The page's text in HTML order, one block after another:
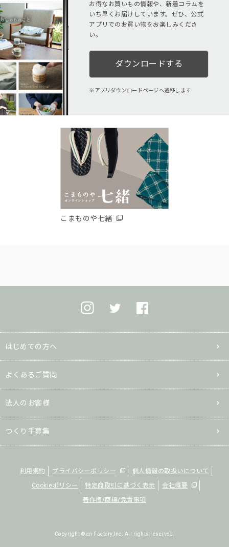
お得なお買いもの情報や、新着コラムを
いち早くお届けしています。ぜひ、公式
アプリでのお買い物をお楽しみくださ
い。
ダウンロードする
アプリダウンロードページへ遷移します
こまものや七緒
はじめての方へ
よくあるご質問
法人のお客様
つくり手募集
利用規約 プライバシーポリシー
個人情報の取扱いについて
Cookieポリシー
特定商取引に基づく表示
会社概要
著作権/商標/免責事項
Copyright © en Factory,Inc. All rights reserved.